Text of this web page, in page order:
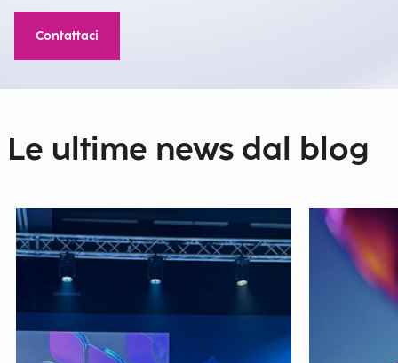
Contattaci
Le ultime news dal blog